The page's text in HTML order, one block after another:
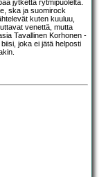
jytkettä rytmipuolelta.
ska ja suomirock
kuten kuuluu,
venettä, mutta
Tavallinen Korhonen -
joka ei jätä helposti